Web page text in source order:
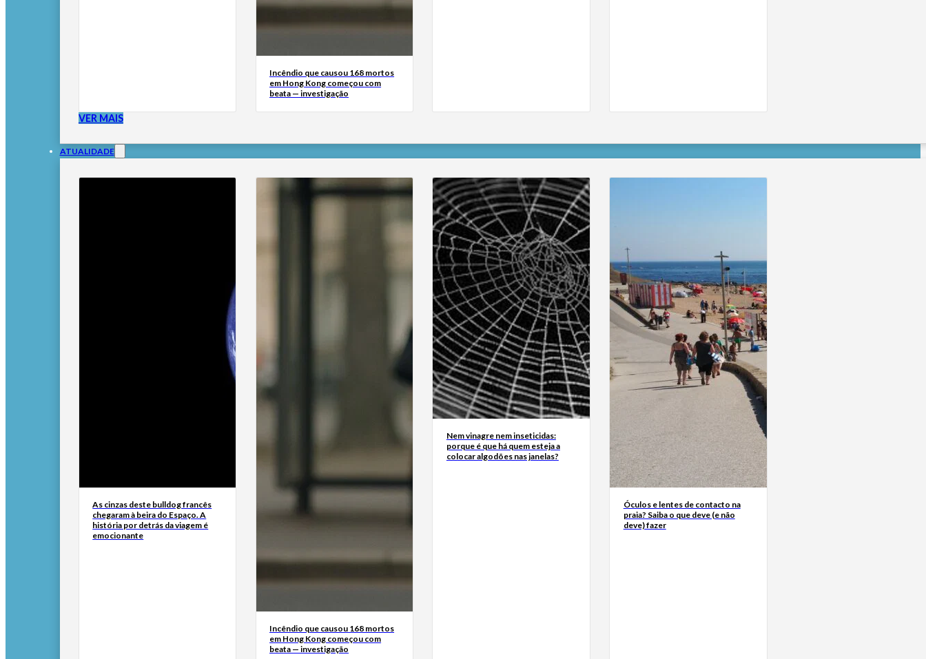
Incêndio que causou 168 mortos
em Hong Kong começou com
beata — investigação
VER MAIS
ATUALIDADE
As cinzas deste bulldog francês
chegaram à beira do Espaço. A
história por detrás da viagem é
emocionante
Incêndio que causou 168 mortos
em Hong Kong começou com
beata — investigação
Nem vinagre nem inseticidas:
porque é que há quem esteja a
colocar algodões nas janelas?
Óculos e lentes de contacto na
praia? Saiba o que deve (e não
deve) fazer